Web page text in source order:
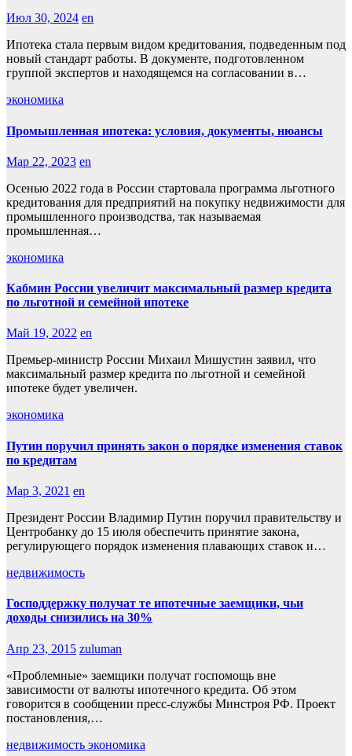
Июл 30, 2024 en
Ипотека стала первым видом кредитования, подведенным под
новый стандарт работы. В документе, подготовленном
группой экспертов и находящемся на согласовании в…
экономика
Промышленная ипотека: условия, документы, нюансы
Мар 22, 2023 en
Осенью 2022 года в России стартовала программа льготного
кредитования для предприятий на покупку недвижимости для
промышленного производства, так называемая
промышленная…
экономика
Кабмин России увеличит максимальный размер кредита
по льготной и семейной ипотеке
Май 19, 2022 en
Премьер-министр России Михаил Мишустин заявил, что
максимальный размер кредита по льготной и семейной
ипотеке будет увеличен.
экономика
Путин поручил принять закон о порядке изменения ставок
по кредитам
Мар 3, 2021 en
Президент России Владимир Путин поручил правительству и
Центробанку до 15 июля обеспечить принятие закона,
регулирующего порядок изменения плавающих ставок и…
недвижимость
Господдержку получат те ипотечные заемщики, чьи
доходы снизились на 30%
Апр 23, 2015 zuluman
«Проблемные» заемщики получат госпомощь вне
зависимости от валюты ипотечного кредита. Об этом
говорится в сообщении пресс-службы Минстроя РФ. Проект
постановления,…
недвижимость экономика